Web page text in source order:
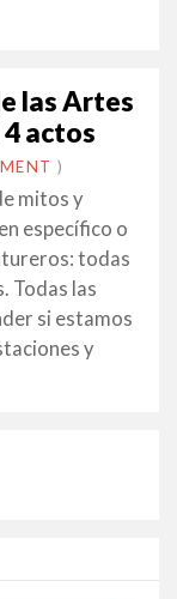
las Artes
4 actos
)
mitos y
específico o
todas
Todas las
si estamos
y